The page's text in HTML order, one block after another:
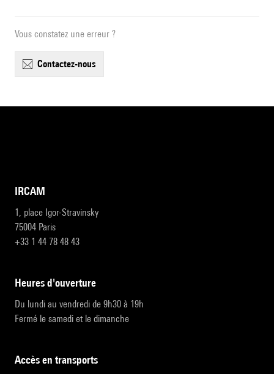
Vous constatez une erreur ?
contactez-nous
IRCAM
1, place Igor-Stravinsky
75004 Paris
+33 1 44 78 48 43
heures d'ouverture
Du lundi au vendredi de 9h30 à 19h
Fermé le samedi et le dimanche
accès en transports